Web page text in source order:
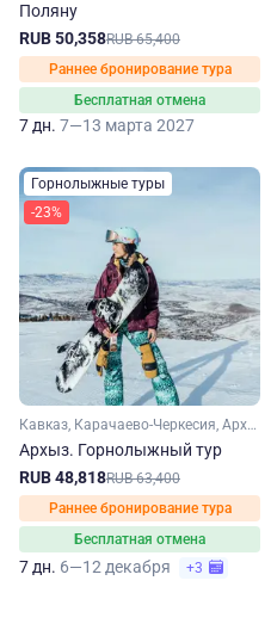
Поляну
RUB 50,358RUB 65,400
Раннее бронирование тура
Бесплатная отмена
7 дн. 7—13 марта 2027
Горнолыжные туры
-23%
Кавказ, Карачаево-Черкесия, Архыз
Архыз. Горнолыжный тур
RUB 48,818RUB 63,400
Раннее бронирование тура
Бесплатная отмена
7 дн. 6—12 декабря +3